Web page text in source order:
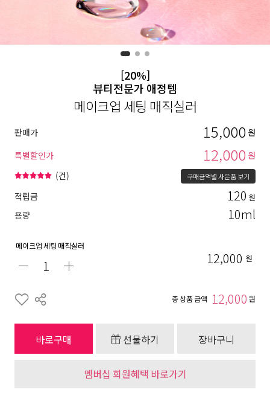
[20%]
뷰티전문가 애정템
메이크업 세팅 매직실러
판매가 15,000 원
특별할인가
12,000 원
(건) 구매금액별 사은품 보기
적립금 120 원
용량 10ml
메이크업 세팅 매직실러
12,000 원
총 상품 금액 12,000 원
바로구매 선물하기 장바구니
멤버십 회원혜택 바로가기